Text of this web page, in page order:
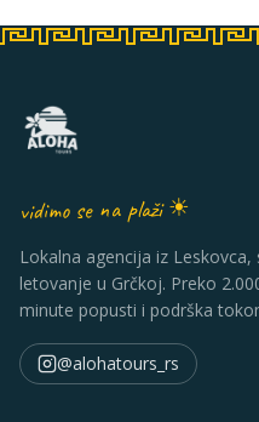
vidimo se na plaži ☀
Lokalna agencija iz Leskovca,
letovanje u Grčkoj. Preko
minute popusti i podrška
@alohatours_rs